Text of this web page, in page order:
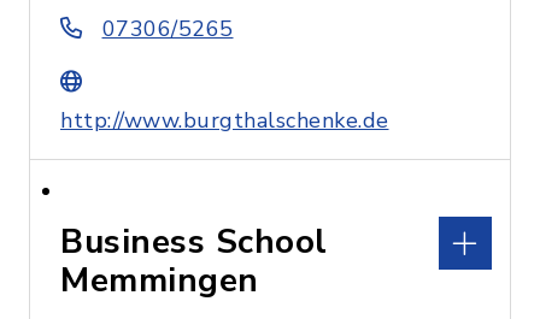
07306/5265
http://www.burgthalschenke.de
Business School
Memmingen